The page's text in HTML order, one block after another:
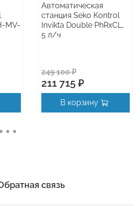
MV-
Автоматическая
станция Seko Kontrol
Invikta Double PhRxCL,
5 л/ч
249 100 ₽
211 715 ₽
В корзину
связь